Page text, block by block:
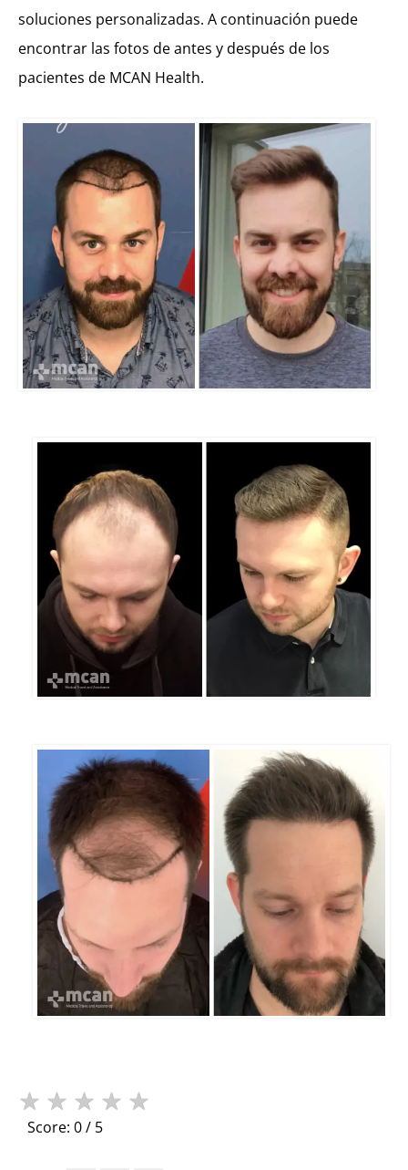
soluciones personalizadas. A continuación puede
encontrar las fotos de antes y después de los
pacientes de MCAN Health.
★ ★ ★ ★ ★
Score: 0 / 5